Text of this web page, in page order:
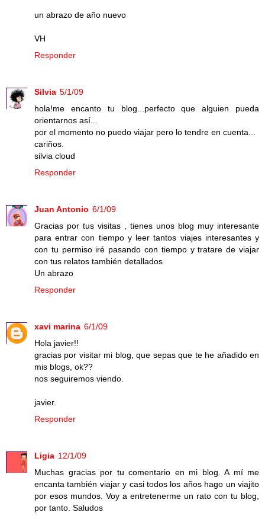
un abrazo de año nuevo
VH
Responder
Silvia 5/1/09
hola!me encanto tu blog...perfecto que alguien pueda
orientarnos así...
por el momento no puedo viajar pero lo tendre en cuenta...
cariños.
silvia cloud
Responder
Juan Antonio 6/1/09
Gracias por tus visitas , tienes unos blog muy interesante
para entrar con tiempo y leer tantos viajes interesantes y
con tu permiso iré pasando con tiempo y tratare de viajar
con tus relatos también detallados
Un abrazo
Responder
xavi marina 6/1/09
Hola javier!!
gracias por visitar mi blog, que sepas que te he añadido en
mis blogs, ok??
nos seguiremos viendo.
javier.
Responder
Ligia 12/1/09
Muchas gracias por tu comentario en mi blog. A mí me
encanta también viajar y casi todos los años hago un viajito
por esos mundos. Voy a entretenerme un rato con tu blog,
por tanto. Saludos